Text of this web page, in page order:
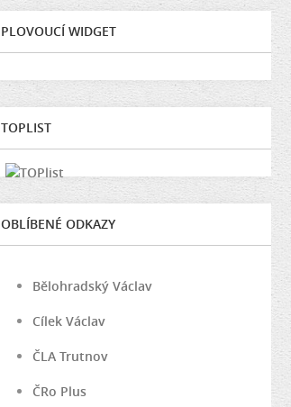
PLOVOUCÍ WIDGET
TOPLIST
OBLÍBENÉ ODKAZY
Bělohradský Václav
Cílek Václav
ČLA Trutnov
ČRo Plus